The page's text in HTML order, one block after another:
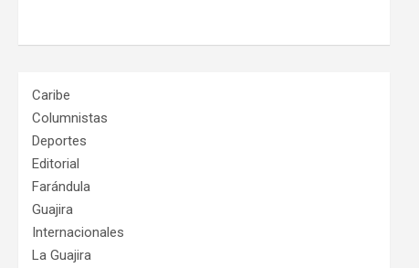
Caribe
Columnistas
Deportes
Editorial
Farándula
Guajira
Internacionales
La Guajira